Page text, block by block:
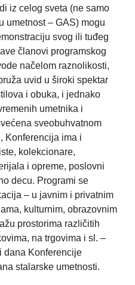
iz celog sveta (ne samo
umetnost – GAS) mogu
svog ili tuđeg
članovi programskog
načelom raznolikosti,
uvid u široki spektar
i obuka, i jednako
umetnika i
sveobuhvatnom
Konferencija ima i
kolekcionare,
i opreme, poslovni
decu. Programi se
– u javnim i privatnim
kulturnim, obrazovnim
prostorima različitih
na trgovima i sl. –
dana Konferencije
stalarske umetnosti.